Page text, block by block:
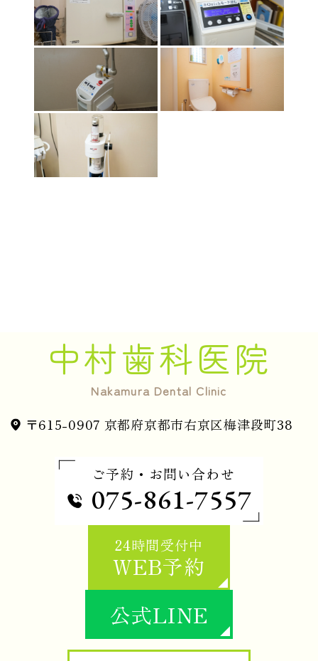
中村歯科医院
Nakamura Dental Clinic
〒615-0907 京都府京都市右京区梅津段町38
ご予約・お問い合わせ
075-861-7557
24時間受付中
WEB予約
公式LINE